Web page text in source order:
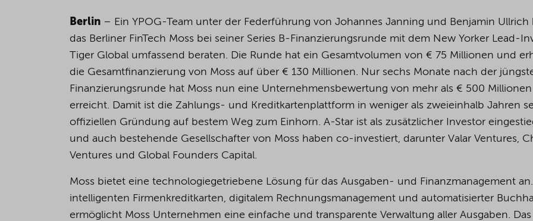
For more details, see the cookie settings and our privacy policy
Berlin – Ein YPOG-Team unter der Federführung von Johannes Janning und Benjamin Ullrich
das Berliner FinTech Moss bei seiner Series B-Finanzierungsrunde mit dem New Yorker Lead-
Tiger Global umfassend beraten. Die Runde hat ein Gesamtvolumen von € 75 Millionen und
die Gesamtfinanzierung von Moss auf über € 130 Millionen. Nur sechs Monate nach der
Finanzierungsrunde hat Moss nun eine Unternehmensbewertung von mehr als € 500 Millionen
erreicht. Damit ist die Zahlungs- und Kreditkartenplattform in weniger als zweieinhalb Jahren
offiziellen Gründung auf bestem Weg zum Einhorn. A-Star ist als zusätzlicher Investor
und auch bestehende Gesellschafter von Moss haben co-investiert, darunter Valar Ventures,
Ventures und Global Founders Capital.
Moss bietet eine technologiegetriebene Lösung für das Ausgaben- und Finanzmanagement
intelligenten Firmenkreditkarten, digitalem Rechnungsmanagement und automatisierter
ermöglicht Moss Unternehmen eine einfache und transparente Verwaltung aller Ausgaben. Das